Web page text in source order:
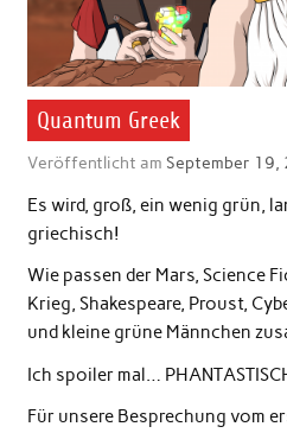
Quantum Greek
Veröffentlicht am September 19,
Es wird, groß, ein wenig grün,
griechisch!
Wie passen der Mars, Science
Krieg, Shakespeare, Proust,
und kleine grüne Männchen
Ich spoiler mal…
Für unsere Besprechung vom